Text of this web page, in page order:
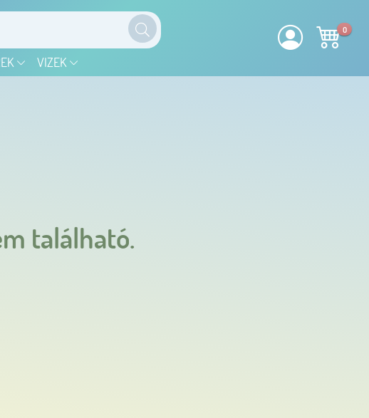
VIZEK
0
található.